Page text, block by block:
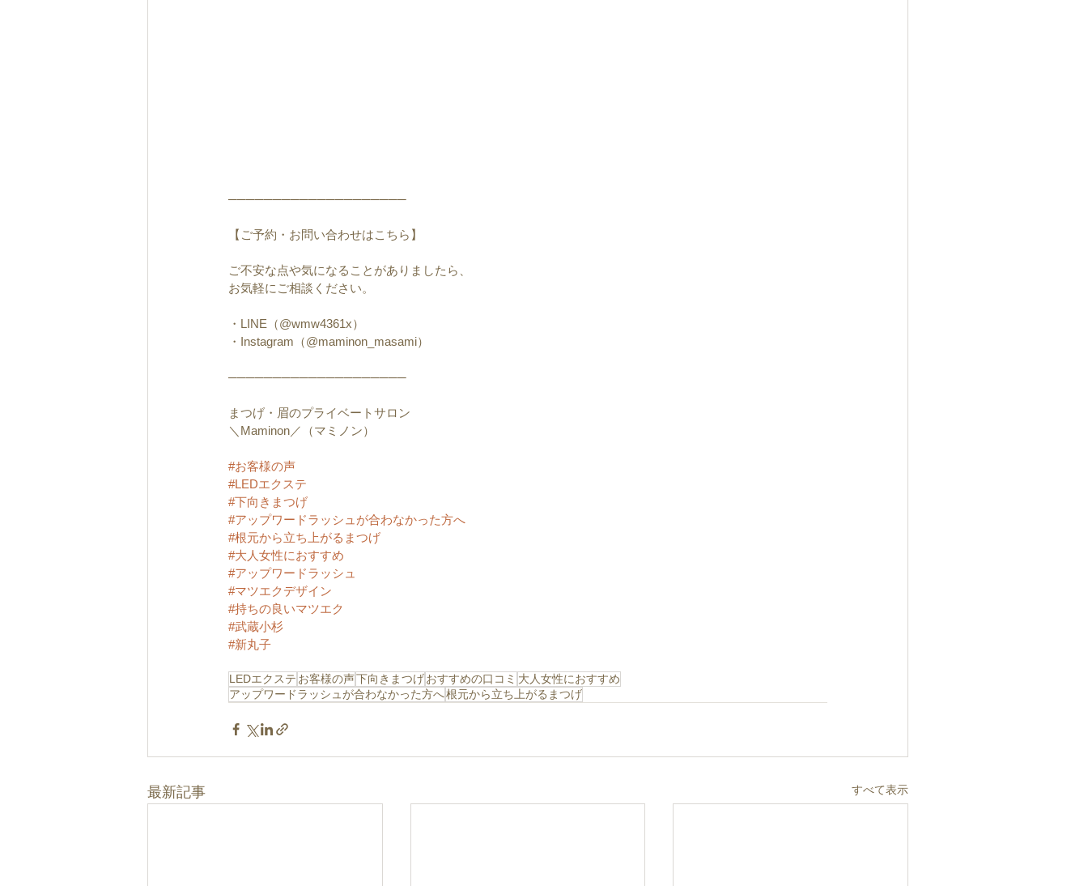
────────────────────
【ご予約・お問い合わせはこちら】
ご不安な点や気になることがありましたら、
お気軽にご相談ください。
・LINE（@wmw4361x）
・Instagram（@maminon_masami）
────────────────────
まつげ・眉のプライベートサロン
＼Maminon／（マミノン）
#お客様の声
#LEDエクステ
#下向きまつげ
#アップワードラッシュが合わなかった方へ
#根元から立ち上がるまつげ
#大人女性におすすめ
#アップワードラッシュ
#マツエクデザイン
#持ちの良いマツエク
#武蔵小杉
#新丸子
LEDエクステ お客様の声下向きまつげおすすめの口コミ 大人女性におすすめ
アップワードラッシュが合わなかった方へ根元から立ち上がるまつげ
最新記事 すべて表示